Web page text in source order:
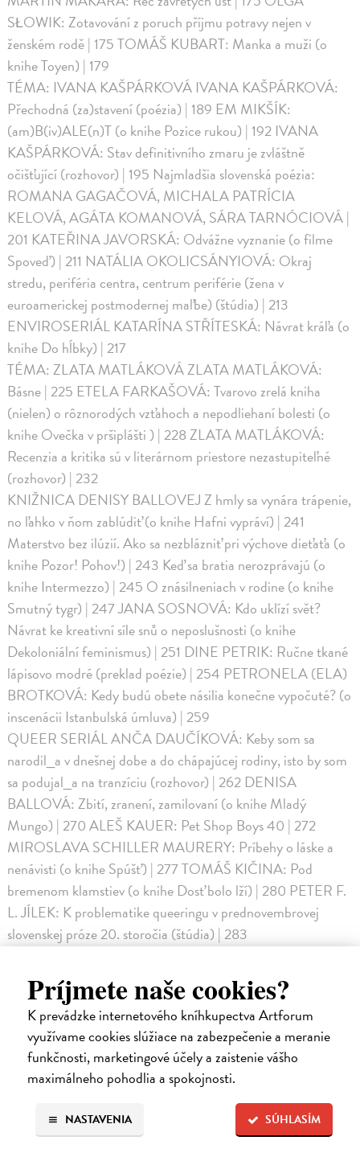
Príjmete naše cookies?
K prevádzke internetového kníhkupectva Artforum
využívame cookies slúžiace na zabezpečenie a meranie
funkčnosti, marketingové účely a zaistenie vášho
maximálneho pohodlia a spokojnosti.
SÚHLASÍM
NASTAVENIA
SŁOWIK: Zotavování z poruch příjmu potravy nejen v
ženském rodě | 175 TOMÁŠ KUBART: Manka a muži (o
knihe Toyen) | 179
TÉMA: IVANA KAŠPÁRKOVÁ IVANA KAŠPÁRKOVÁ:
Přechodná (za)stavení (poézia) | 189 EM MIKŠÍK:
(am)B(iv)ALE(n)T (o knihe Pozice rukou) | 192 IVANA
KAŠPÁRKOVÁ: Stav definitivního zmaru je zvláštně
očišťující (rozhovor) | 195 Najmladšia slovenská poézia:
ROMANA GAGAČOVÁ, MICHALA PATRÍCIA
KELOVÁ, AGÁTA KOMANOVÁ, SÁRA TARNÓCIOVÁ |
201 KATEŘINA JAVORSKÁ: Odvážne vyznanie (o filme
Spoveď) | 211 NATÁLIA OKOLICSÁNYIOVÁ: Okraj
stredu, periféria centra, centrum periférie (žena v
euroamerickej postmodernej maľbe) (štúdia) | 213
ENVIROSERIÁL KATARÍNA STŘÍTESKÁ: Návrat kráľa (o
knihe Do hĺbky) | 217
TÉMA: ZLATA MATLÁKOVÁ ZLATA MATLÁKOVÁ:
Básne | 225 ETELA FARKAŠOVÁ: Tvarovo zrelá kniha
(nielen) o rôznorodých vzťahoch a nepodliehaní bolesti (o
knihe Ovečka v pršiplášti ) | 228 ZLATA MATLÁKOVÁ:
Recenzia a kritika sú v literárnom priestore nezastupiteľné
(rozhovor) | 232
KNIŽNICA DENISY BALLOVEJ Z hmly sa vynára trápenie,
no ľahko v ňom zablúdiť (o knihe Hafni vypráví) | 241
Materstvo bez ilúzií. Ako sa nezblázniť pri výchove dieťaťa (o
knihe Pozor! Pohov!) | 243 Keď sa bratia nerozprávajú (o
knihe Intermezzo) | 245 O znásilneniach v rodine (o knihe
Smutný tygr) | 247 JANA SOSNOVÁ: Kdo uklízí svět?
Návrat ke kreativní síle snů o neposlušnosti (o knihe
Dekoloniální feminismus) | 251 DINE PETRIK: Ručne tkané
lápisovo modré (preklad poézie) | 254 PETRONELA (ELA)
BROTKOVÁ: Kedy budú obete násilia konečne vypočuté? (o
inscenácii Istanbulská úmluva) | 259
QUEER SERIÁL ANČA DAUČÍKOVÁ: Keby som sa
narodil_a v dnešnej dobe a do chápajúcej rodiny, isto by som
sa podujal_a na tranzíciu (rozhovor) | 262 DENISA
BALLOVÁ: Zbití, zranení, zamilovaní (o knihe Mladý
Mungo) | 270 ALEŠ KAUER: Pet Shop Boys 40 | 272
MIROSLAVA SCHILLER MAURERY: Príbehy o láske a
nenávisti (o knihe Spúšť) | 277 TOMÁŠ KIČINA: Pod
bremenom klamstiev (o knihe Dosť bolo lží) | 280 PETER F.
L. JÍLEK: K problematike queeringu v prednovembrovej
slovenskej próze 20. storočia (štúdia) | 283
(o knihe Alice) | 293 Sneh na morskom dne (o knihe
Neloučím se navždy) | 295 Rockerky nespia (o knihe Pretend
We’re Dead) | 298 Konečne nás vidíš (o knihe Empúzion) |
301 MAGDALENA KNAPP-MENZEL: Básne (preklad) |
305 HÉLENE VINCENT: Vždy som bola skôr mimo
systému (preklad rozhovoru) | 312
Dve na jednu (knihu Ako milovať svoju dcéru) VIKTÓRIA
APOLÓNIA HAVRILLOVÁ: Matka, dcéra a ticho | 316